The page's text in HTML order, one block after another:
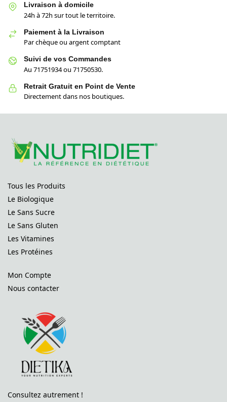
Livraison à domicile
24h à 72h sur tout le territoire.
Paiement à la Livraison
Par chèque ou argent comptant
Suivi de vos Commandes
Au 71751934 ou 71750530.
Retrait Gratuit en Point de Vente
Directement dans nos boutiques.
Tous les Produits
Le Biologique
Le Sans Sucre
Le Sans Gluten
Les Vitamines
Les Protéines
Mon Compte
Nous contacter
Consultez autrement !